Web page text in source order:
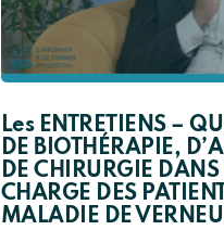
Les ENTRETIENS –
DE BIOTHÉRAPIE,
DE CHIRURGIE DANS
CHARGE DES
MALADIE DE